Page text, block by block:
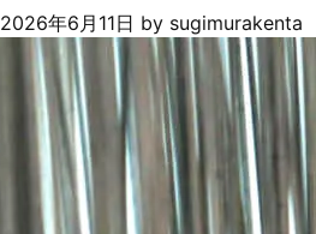
2026年6月11日 by sugimurakenta